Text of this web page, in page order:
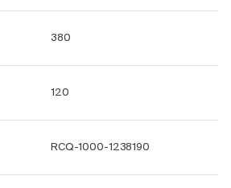
380
120
RCQ-1000-1238190